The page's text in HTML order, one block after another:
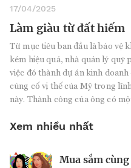
17/04/2025
Làm giàu từ đất hiếm
Từ mục tiêu ban đầu là bảo vệ
kém hiệu quả, nhà quản lý quỹ
việc đó thành dự án kinh
củng cố vị thế của Mỹ trong
này. Thành công của ông có
Xem nhiều nhất
Mua sắm
Nhà sáng lập
Kiểm soát bất